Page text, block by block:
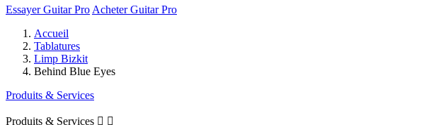
Essayer Guitar Pro Acheter Guitar Pro
Accueil
Tablatures
Limp Bizkit
Behind Blue Eyes
Produits & Services
Produits & Services  